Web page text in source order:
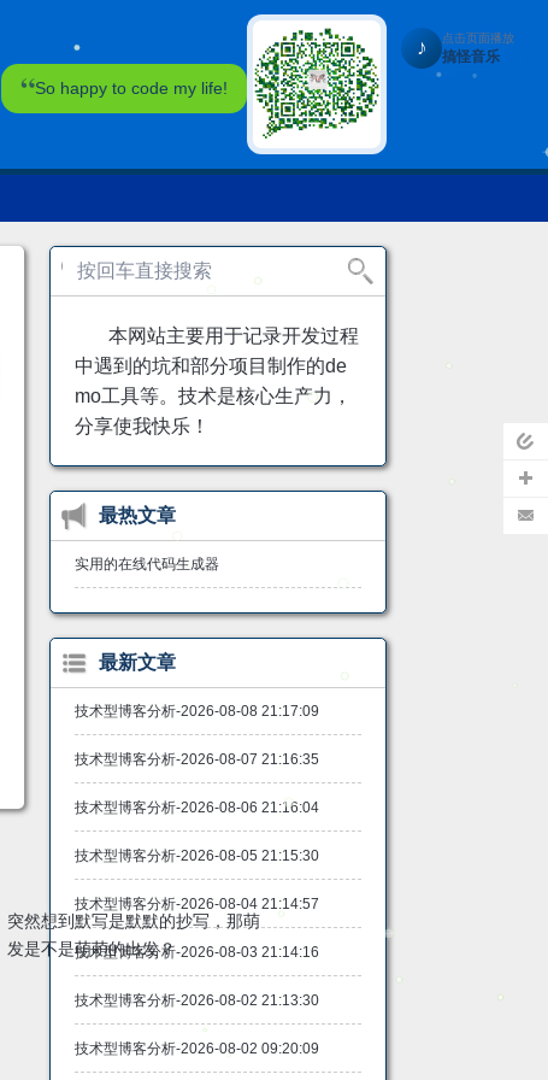
页
So happy to code my life!
本网站主要用于记录开发过程
中遇到的坑和部分项目制作的de
mo工具等。技术是核心生产力，
分享使我快乐！
最热文章
实用的在线代码生成器
最新文章
技术型博客分析-2026-08-08 21:17:09
技术型博客分析-2026-08-07 21:16:35
技术型博客分析-2026-08-06 21:16:04
技术型博客分析-2026-08-05 21:15:30
技术型博客分析-2026-08-04 21:14:57
技术型博客分析-2026-08-03 21:14:16
技术型博客分析-2026-08-02 21:13:30
技术型博客分析-2026-08-02 09:20:09
突然想到默写是默默的抄写，那萌
发是不是萌萌的出发？
♪ 点击页面播放
搞怪音乐